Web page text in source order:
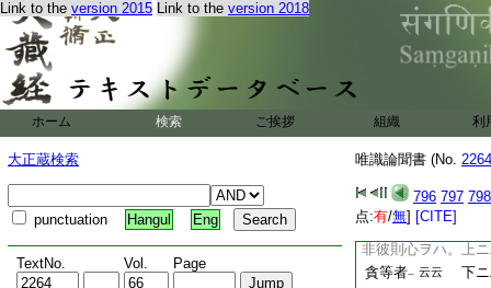
Link to the version 2015 Link to the version 2018
ホーム 検索 ご挨拶 組織 利
大正蔵検索
punctuation Hangul Eng
TextNo. Vol. Page
唯識論聞書 (No.
796 797 798
点:有/無] [CITE]
者。六識體一ノ
アリ。所依所縁各
故。分位差別モ不
評定曰。一體義分
併テ一箇之因縁ヨ
一。與二
私云。以心勝故説
以前第一難中經違
非彼則心ヲハ。上
貪等者一 云云
下ニ